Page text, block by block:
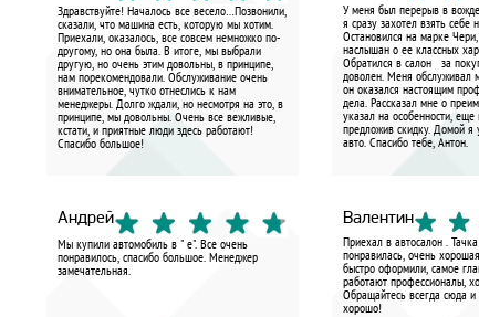
Здравствуйте! Началось все весело…Позвонили,
сказали, что машина есть, которую мы хотим.
Приехали, оказалось, все совсем немножко по-
другому, но она была. В итоге, мы выбрали
другую, но очень этим довольны, в принципе,
нам порекомендовали. Обслуживание очень
внимательное, чутко отнеслись к нам
менеджеры. Долго ждали, но несмотря на это, в
принципе, мы довольны. Очень все вежливые,
кстати, и приятные люди здесь работают!
Спасибо большое!
У меня был перерыв в
я сразу захотел взять себе
Остановился на марке
наслышан о ее классных
Обратился в салон за
доволен. Меня обслуживал
он оказался настоящим
дела. Рассказал мне о
указал на особенности,
предложив скидку. Домой я
авто. Спасибо тебе, Антон.
Андрей
Мы купили автомобиль в " е". Все очень
понравилось, спасибо большое. Менеджер
замечательная.
Валентин
Приехал в автосалон .
понравилась, очень
быстро оформили, самое
работают профессионалы,
Обращайтесь всегда сюда и
хорошо!